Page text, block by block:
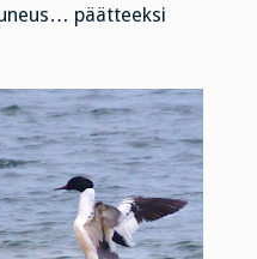
päätteeksi